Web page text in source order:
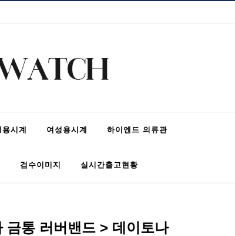
시계 여성용시계 하이엔드 의류관
검수이미지 실시간출고현황
금통 러버밴드 > 데이토나